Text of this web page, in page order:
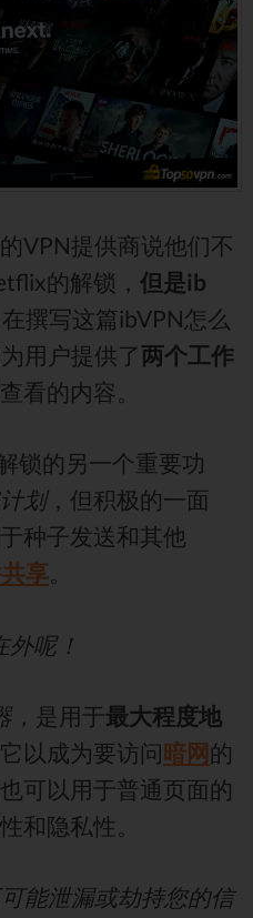
VPN提供商说他们不
的解锁， 但是ib
撰写这篇ibVPN怎么
用户提供了两个工作
看的内容。
锁的另一个重要功
划，但积极的一面
种子发送和其他
享。
外呢！
是用于最大程度地
它以成为要访问暗网的
可以用于普通页面的
和隐私性。
能泄漏或劫持您的信